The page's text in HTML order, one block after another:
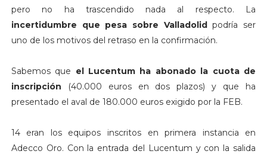
pero no ha trascendido nada al respecto. La
incertidumbre que pesa sobre Valladolidpodría ser
uno de los motivos del retraso en la confirmación.
Sabemos que el Lucentum ha abonado la cuota de
inscripción (40.000 euros en dos plazos) y que ha
presentado el aval de 180.000 euros exigido por la FEB.
14 eran los equipos inscritos en primera instancia en
Adecco Oro. Con la entrada del Lucentum y con la salida